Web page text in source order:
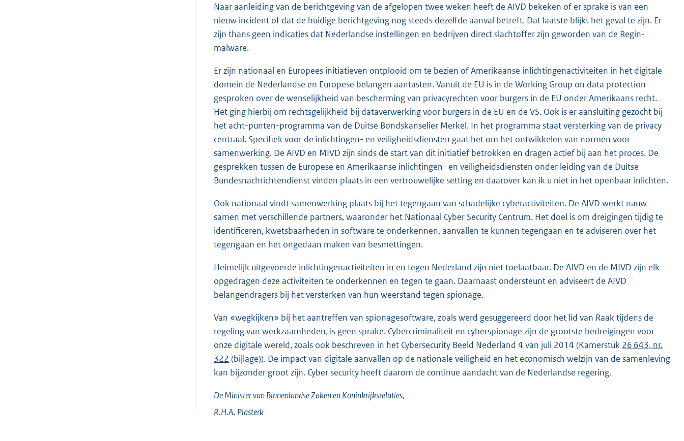
Naar aanleiding van de berichtgeving van de afgelopen twee weken heeft de AIVD bekeken of er sprake is van een
nieuw incident of dat de huidige berichtgeving nog steeds dezelfde aanval betreft. Dat laatste blijkt het geval te zijn. Er
zijn thans geen indicaties dat Nederlandse instellingen en bedrijven direct slachtoffer zijn geworden van de Regin-
malware.
Er zijn nationaal en Europees initiatieven ontplooid om te bezien of Amerikaanse inlichtingenactiviteiten in het digitale
domein de Nederlandse en Europese belangen aantasten. Vanuit de EU is in de Working Group on data protection
gesproken over de wenselijkheid van bescherming van privacyrechten voor burgers in de EU onder Amerikaans recht.
Het ging hierbij om rechtsgelijkheid bij dataverwerking voor burgers in de EU en de VS. Ook is er aansluiting gezocht bij
het acht-punten-programma van de Duitse Bondskanselier Merkel. In het programma staat versterking van de privacy
centraal. Specifiek voor de inlichtingen- en veiligheidsdiensten gaat het om het ontwikkelen van normen voor
samenwerking. De AIVD en MIVD zijn sinds de start van dit initiatief betrokken en dragen actief bij aan het proces. De
gesprekken tussen de Europese en Amerikaanse inlichtingen- en veiligheidsdiensten onder leiding van de Duitse
Bundesnachrichtendienst vinden plaats in een vertrouwelijke setting en daarover kan ik u niet in het openbaar inlichten.
Ook nationaal vindt samenwerking plaats bij het tegengaan van schadelijke cyberactiviteiten. De AIVD werkt nauw
samen met verschillende partners, waaronder het Nationaal Cyber Security Centrum. Het doel is om dreigingen tijdig te
identificeren, kwetsbaarheden in software te onderkennen, aanvallen te kunnen tegengaan en te adviseren over het
tegengaan en het ongedaan maken van besmettingen.
Heimelijk uitgevoerde inlichtingenactiviteiten in en tegen Nederland zijn niet toelaatbaar. De AIVD en de MIVD zijn elk
opgedragen deze activiteiten te onderkennen en tegen te gaan. Daarnaast ondersteunt en adviseert de AIVD
belangendragers bij het versterken van hun weerstand tegen spionage.
Van «wegkijken» bij het aantreffen van spionagesoftware, zoals werd gesuggereerd door het lid van Raak tijdens de
regeling van werkzaamheden, is geen sprake. Cybercriminaliteit en cyberspionage zijn de grootste bedreigingen voor
onze digitale wereld, zoals ook beschreven in het Cybersecurity Beeld Nederland 4 van juli 2014 (Kamerstuk 26 643, nr.
322 (bijlage)). De impact van digitale aanvallen op de nationale veiligheid en het economisch welzijn van de samenleving
kan bijzonder groot zijn. Cyber security heeft daarom de continue aandacht van de Nederlandse regering.
De Minister van Binnenlandse Zaken en Koninkrijksrelaties,
R.H.A. Plasterk